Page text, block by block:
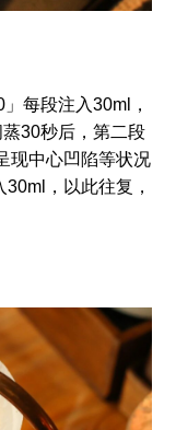
每段注入30ml，
30秒后，第二段
现中心凹陷等状况
，以此往复，